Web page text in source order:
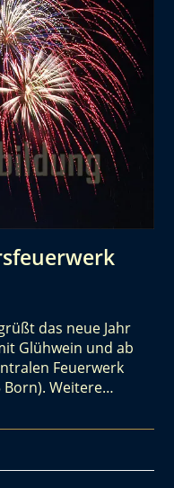
das neue Jahr
Glühwein und ab
Feuerwerk
Born). Weitere…